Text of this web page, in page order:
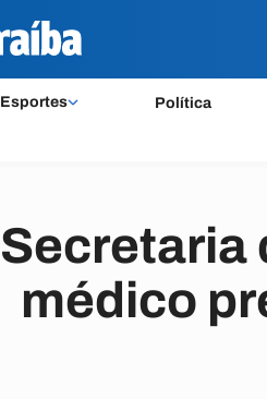
Esportes Política
Secretaria
médico